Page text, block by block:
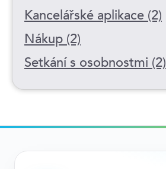
Kancelářské aplikace (2)
Nákup (2)
Setkání s osobnostmi (2)